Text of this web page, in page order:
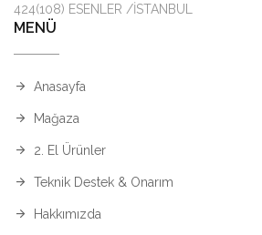
424(108) ESENLER /İSTANBUL
MENÜ
Anasayfa
Mağaza
2. El Ürünler
Teknik Destek & Onarım
Hakkımızda